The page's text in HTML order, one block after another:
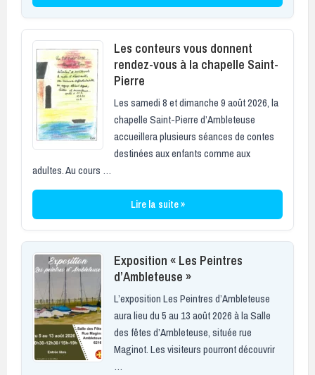
Les conteurs vous donnent
rendez-vous à la chapelle Saint-
Pierre
Les samedi 8 et dimanche 9 août 2026, la
chapelle Saint-Pierre d’Ambleteuse
accueillera plusieurs séances de contes
destinées aux enfants comme aux
adultes. Au cours …
Lire la suite »
Exposition « Les Peintres
d’Ambleteuse »
L’exposition Les Peintres d’Ambleteuse
aura lieu du 5 au 13 août 2026 à la Salle
des fêtes d’Ambleteuse, située rue
Maginot. Les visiteurs pourront découvrir
…